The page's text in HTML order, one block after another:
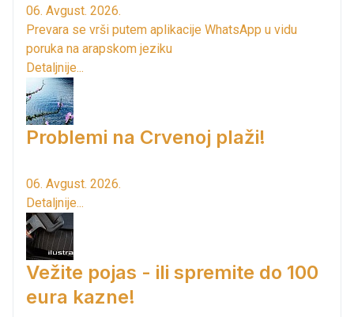
06. Avgust. 2026.
Prevara se vrši putem aplikacije WhatsApp u vidu
poruka na arapskom jeziku
Detaljnije...
Problemi na Crvenoj plaži!
06. Avgust. 2026.
Detaljnije...
Vežite pojas - ili spremite do 100
eura kazne!